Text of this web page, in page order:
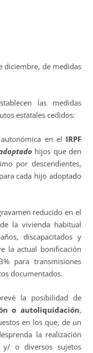
diciembre, de medidas
las medidas
estatales cedidos:
en el IRPF
hijos que den
por descendientes,
cada hijo adoptado
reducido en el
la vivienda habitual
discapacitados y
la actual bonificación
para transmisiones
documentados.
la posibilidad de
o autoliquidación,
en los que, de un
la realización
y/ o diversos sujetos